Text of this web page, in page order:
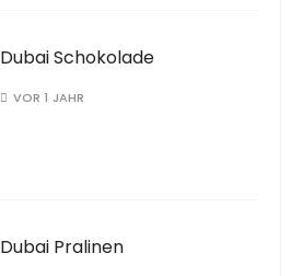
Dubai Schokolade
VOR 1 JAHR
Dubai Pralinen